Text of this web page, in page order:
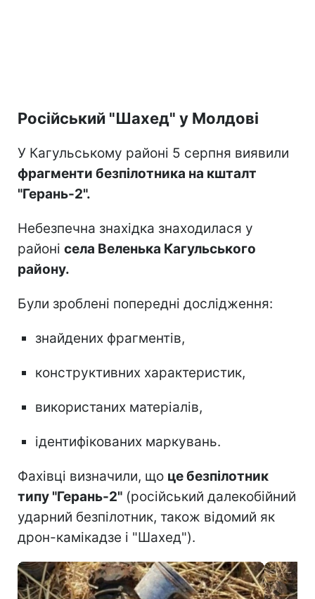
Російський "Шахед" у Молдові
У Кагульському районі 5 серпня виявили
фрагменти безпілотника на кшталт
"Герань-2".
Небезпечна знахідка знаходилася у
районі села Веленька Кагульського
району.
Були зроблені попередні дослідження:
знайдених фрагментів,
конструктивних характеристик,
використаних матеріалів,
ідентифікованих маркувань.
Фахівці визначили, що це безпілотник
типу "Герань-2" (російський далекобійний
ударний безпілотник, також відомий як
дрон-камікадзе і "Шахед").